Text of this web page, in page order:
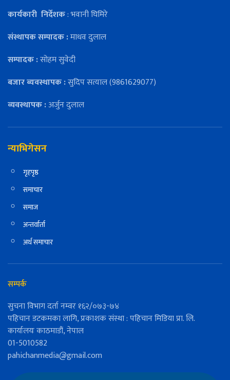
कार्यकारी निर्देशक: भवानी घिमिरे
संस्थापक सम्पादक :माधव दुलाल
सम्पादक :सोहम सुवेदी
बजार ब्यवस्थापक :सुदिप सत्याल (9861629077)
व्यवस्थापक :अर्जुन दुलाल
न्याभिगेसन
गृहपृष्ठ
समाचार
समाज
अन्तर्वार्ता
अर्थ समाचार
सम्पर्क
सुचना विभाग दर्ता नम्वर १६२/०७३-७४
पहिचान डटकमका लागि, प्रकाशक संस्था : पहिचान मिडिया प्रा. लि.
कार्यालयः काठमाडौं, नेपाल
01-5010582
pahichanmedia@gmail.com